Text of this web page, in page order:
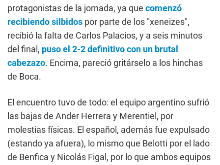
protagonistas de la jornada, ya que comenzó
recibiendo silbidos por parte de los "xeneizes",
recibió la falta de Carlos Palacios, y a seis minutos
del final, puso el 2-2 definitivo con un brutal
cabezazo. Encima, pareció gritárselo a los hinchas
de Boca.
El encuentro tuvo de todo: el equipo argentino sufrió
las bajas de Ander Herrera y Merentiel, por
molestias físicas. El español, además fue expulsado
(estando ya afuera), lo mismo que Belotti por el lado
de Benfica y Nicolás Figal, por lo que ambos equipos